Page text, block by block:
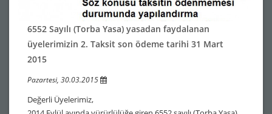
6552 Sayılı (Torba Yasa) yasadan faydalanan
üyelerimizin 2. Taksit son ödeme tarihi 31 Mart
2015
Pazartesi, 30.03.2015
Değerli Üyelerimiz,